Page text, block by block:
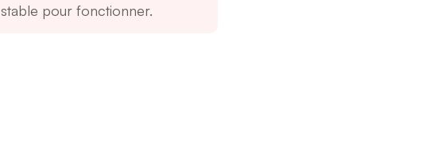
stable pour fonctionner.